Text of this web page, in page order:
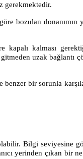
gerekmektedir.
bozulan
kapalı kalması
uzak bağlantı
bir sorunla
Bilgi seviyesine
yerinden çıkan bir